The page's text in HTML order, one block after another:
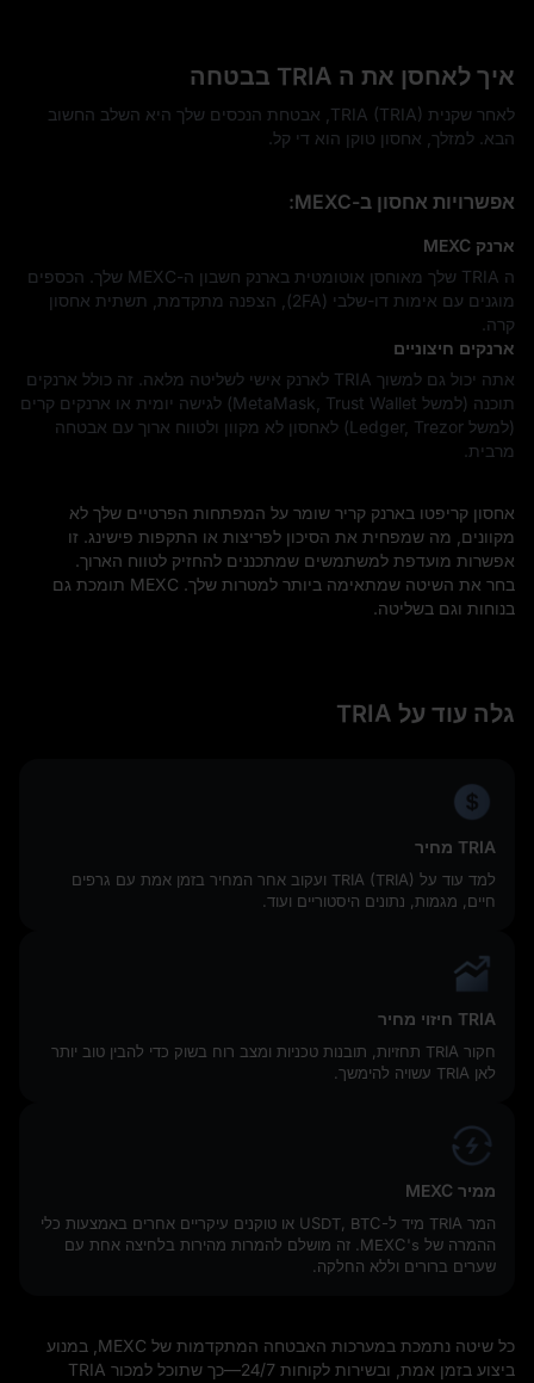
איך לאחסן את ה TRIA בבטחה
לאחר שקנית TRIA (TRIA), אבטחת הנכסים שלך היא השלב החשוב
הבא. למזלך, אחסון טוקן הוא די קל.
אפשרויות אחסון ב-MEXC:
ארנק MEXC
ה TRIA שלך מאוחסן אוטומטית בארנק חשבון ה-MEXC שלך. הכספים
מוגנים עם אימות דו-שלבי (2FA), הצפנה מתקדמת, תשתית אחסון
קרה.
ארנקים חיצוניים
אתה יכול גם למשוך TRIA לארנק אישי לשליטה מלאה. זה כולל ארנקים
תוכנה (למשל MetaMask, Trust Wallet) לגישה יומית או ארנקים קרים
(למשל Ledger, Trezor) לאחסון לא מקוון ולטווח ארוך עם אבטחה
מרבית.
אחסון קריפטו בארנק קריר שומר על המפתחות הפרטיים שלך לא
מקוונים, מה שמפחית את הסיכון לפריצות או התקפות פישינג. זו
אפשרות מועדפת למשתמשים שמתכננים להחזיק לטווח הארוך.
בחר את השיטה שמתאימה ביותר למטרות שלך. MEXC תומכת גם
בנוחות וגם בשליטה.
גלה עוד על TRIA
TRIA מחיר
למד עוד על TRIA (TRIA) ועקוב אחר המחיר בזמן אמת עם גרפים
חיים, מגמות, נתונים היסטוריים ועוד.
TRIA חיזוי מחיר
חקור TRIA תחזיות, תובנות טכניות ומצב רוח בשוק כדי להבין טוב יותר
לאן TRIA עשויה להימשך.
ממיר MEXC
המר TRIA מיד ל-USDT, BTC או טוקנים עיקריים אחרים באמצעות כלי
ההמרה של MEXC's. זה מושלם להמרות מהירות בלחיצה אחת עם
שערים ברורים וללא החלקה.
כל שיטה נתמכת במערכות האבטחה המתקדמות של MEXC, במנוע
ביצוע בזמן אמת, ובשירות לקוחות 24/7—כך שתוכל למכור TRIA